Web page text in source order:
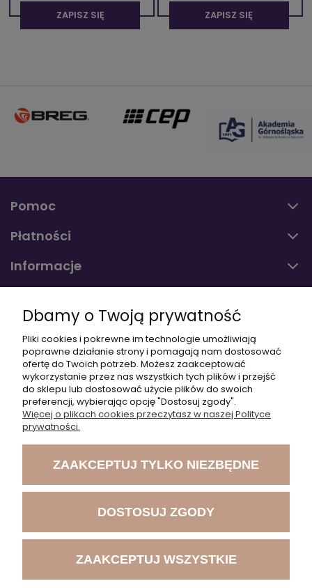
ZAPISZ SIĘ ZAPISZ SIĘ
Pomoc
Płatności
Informacje
+48 797 553 801
+48 504 550 107
akademia@medicalsport.pl
Dbamy o Twoją prywatność
Pliki cookies i pokrewne im technologie umożliwiają
poprawne działanie strony i pomagają nam dostosować
ofertę do Twoich potrzeb. Możesz zaakceptować
wykorzystanie przez nas wszystkich tych plików i przejść
do sklepu lub dostosować użycie plików do swoich
preferencji, wybierając opcję "Dostosuj zgody".
Więcej o plikach cookies przeczytasz w naszej Polityce
prywatności.
ZAAKCEPTUJ TYLKO NIEZBĘDNE
DOSTOSUJ ZGODY
ZAAKCEPTUJ WSZYSTKIE
Cześć!
Czy chcesz,
żebyśmy oddzwonili
do Ciebie ws.
szkoleń?